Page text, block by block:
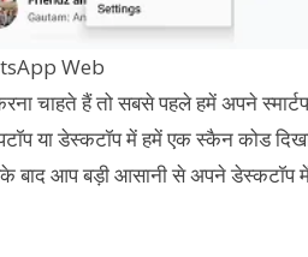
Web
चाहते हैं तो सबसे पहले हमें अपने
या डेस्कटॉप में हमें एक स्कैन कोड
बाद आप बड़ी आसानी से अपने